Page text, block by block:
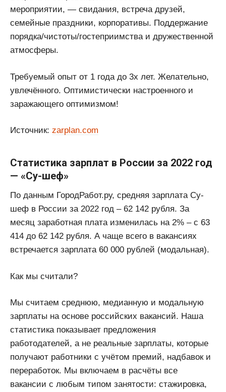
мероприятии, — свидания, встреча друзей,
семейные праздники, корпоративы. Поддержание
порядка/чистоты/гостеприимства и дружественной
атмосферы.
Требуемый опыт от 1 года до 3х лет. Желательно,
увлечённого. Оптимистически настроенного и
заражающего оптимизмом!
Источник: zarplan.com
Статистика зарплат в России за 2022 год
— «Су-шеф»
По данным ГородРабот.ру, средняя зарплата Су-
шеф в России за 2022 год ‒ 62 142 рубля. За
месяц заработная плата изменилась на 2% ‒ с 63
414 до 62 142 рубля. А чаще всего в вакансиях
встречается зарплата 60 000 рублей (модальная).
Как мы считали?
Мы считаем среднюю, медианную и модальную
зарплаты на основе российских вакансий. Наша
статистика показывает предложения
работодателей, а не реальные зарплаты, которые
получают работники с учётом премий, надбавок и
переработок. Мы включаем в расчёты все
вакансии с любым типом занятости: стажировка,